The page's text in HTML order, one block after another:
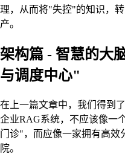
理，从而将"失控"的知识，
产。
架构篇 - 智慧的大
与调度中心"
在上一篇文章中，我们得到
企业RAG系统，不应该像一
门诊"，而应像一家拥有高效
院。